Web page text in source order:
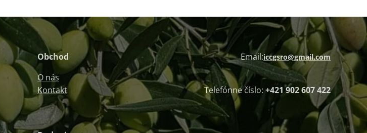
Obchod
O nás
Kontakt
Email:iccgsro@gmail.com
Telefónne číslo: +421 902 607 422